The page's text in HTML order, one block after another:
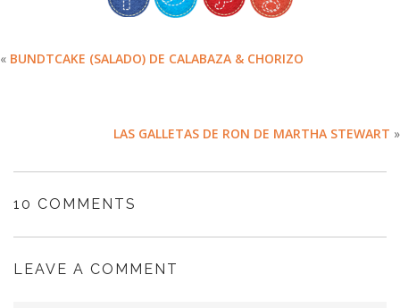
« BUNDTCAKE (SALADO) DE CALABAZA & CHORIZO
LAS GALLETAS DE RON DE MARTHA STEWART »
10 COMMENTS
LEAVE A COMMENT